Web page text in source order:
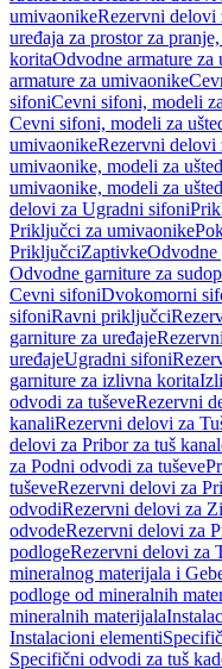
umivaonikeRezervni delovi
uređaja za prostor za
koritaOdvodne armature za
armature za umivaonike
sifoniCevni sifoni, modeli
Cevni sifoni, modeli za
umivaonikeRezervni delovi
umivaonike, modeli za
umivaonike, modeli za
delovi za Ugradni sifoni
Priključci za umivaonike
PriključciZaptivkeOdvodne
Odvodne garniture za
Cevni sifoniDvokomorni
sifoniRavni priključci
garniture za uređaje
uređajeUgradni sifoni
garniture za izlivna korita
odvodi za tuševeRezervni
kanaliRezervni delovi za
delovi za Pribor za tuš
za Podni odvodi za tuševe
tuševeRezervni delovi za
odvodiRezervni delovi za
odvodeRezervni delovi za
podlogeRezervni delovi za
mineralnog materijala i
podloge od mineralnih
mineralnih materijala
Instalacioni elementi
Specifični odvodi za tuš